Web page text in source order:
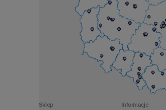
Sklep Informacje